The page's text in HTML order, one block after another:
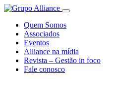
Quem Somos
Associados
Eventos
Alliance na mídia
Revista – Gestão in foco
Fale conosco